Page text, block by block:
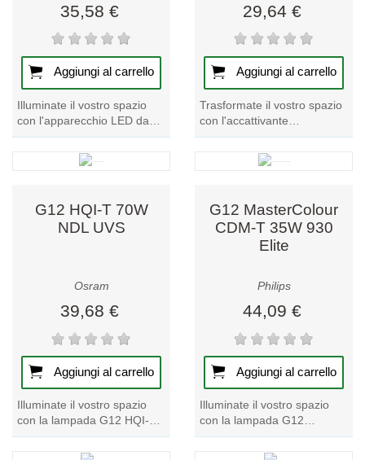
35,58 €
Aggiungi al carrello
Illuminate il vostro spazio
con l'apparecchio LED da
soffitto ESPERANTO C 24W
IP44 resistente all'acqua.
Valorizzate...
29,64 €
Aggiungi al carrello
Trasformate il vostro spazio
con l'accattivante
apparecchio a soffitto a LED
FLARA 24W nero NW.
Sperimentate...
G12 HQI-T 70W
NDL UVS
Osram
39,68 €
Aggiungi al carrello
Illuminate il vostro spazio
con la lampada G12 HQI-T
70W NDL UVS Single Pack,
una scelta di alto livello nella
G12 MasterColour
CDM-T 35W 930
Elite
Philips
44,09 €
Aggiungi al carrello
Illuminate il vostro spazio
con la lampada G12
MasterColour CDM-T 35W
930 Elite, una scelta di alto